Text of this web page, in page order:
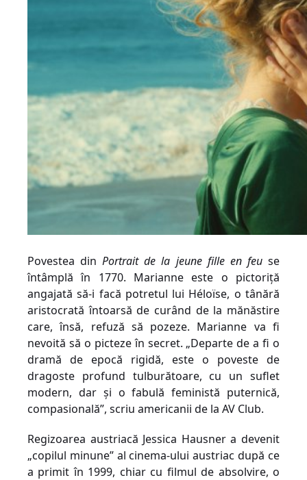
Povestea dinPortrait de la jeune fille en feuse
întâmplă în 1770. Marianne este o pictoriță
angajată să-i facă potretul lui Héloïse, o tânără
aristocrată întoarsă de curând de la mănăstire
care, însă, refuză să pozeze. Marianne va fi
nevoită să o picteze în secret. „Departe de a fi o
dramă de epocă rigidă, este o poveste de
dragoste profund tulburătoare, cu un suflet
modern, dar și o fabulă feministă puternică,
compasională”, scriu americanii de la AV Club.
Regizoarea austriacă Jessica Hausner a devenit
„copilul minune” al cinema-ului austriac după ce
a primit în 1999, chiar cu filmul de absolvire, o